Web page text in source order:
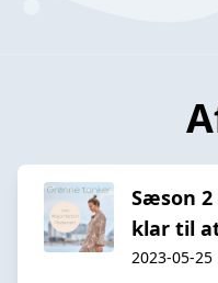
Sæson 2
klar til
2023-05-25